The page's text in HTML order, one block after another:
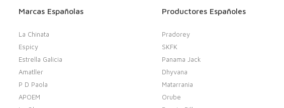
Marcas Españolas
La Chinata
Espicy
Estrella Galicia
Amatller
P D Paola
APOEM
Productores Españoles
Pradorey
SKFK
Panama Jack
Dhyvana
Matarrania
Orube